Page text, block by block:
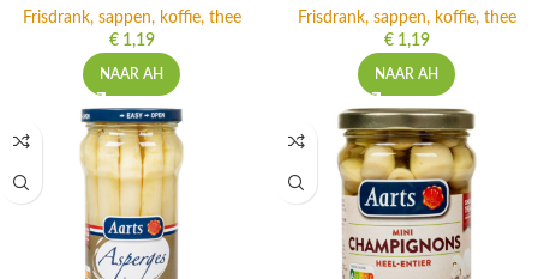
Frisdrank, sappen, koffie, thee
€1,19
NAAR AH
Frisdrank, sappen, koffie, thee
€1,19
NAAR AH